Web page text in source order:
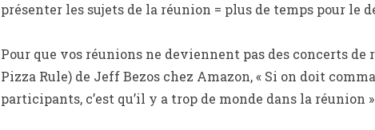
présenter les sujets de la réunion = plus de temps pour le
Pour que vos réunions ne deviennent pas des concerts de
Pizza Rule) de Jeff Bezos chez Amazon, « Si on doit
participants, c’est qu’il y a trop de monde dans la réunion »